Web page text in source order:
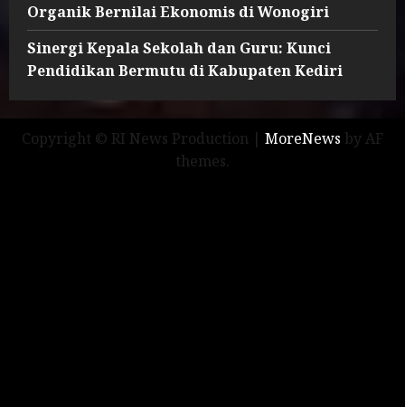
Organik Bernilai Ekonomis di Wonogiri
Sinergi Kepala Sekolah dan Guru: Kunci
Pendidikan Bermutu di Kabupaten Kediri
Copyright © RI News Production | MoreNews by AF
themes.